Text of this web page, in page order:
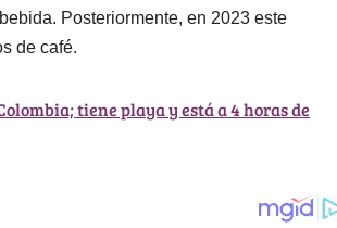
Posteriormente, en 2023 este
de café.
tiene playa y está a 4 horas de